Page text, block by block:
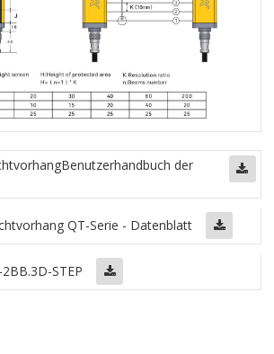
Benutzerhandbuch der
QT-Serie - Datenblatt
STEP